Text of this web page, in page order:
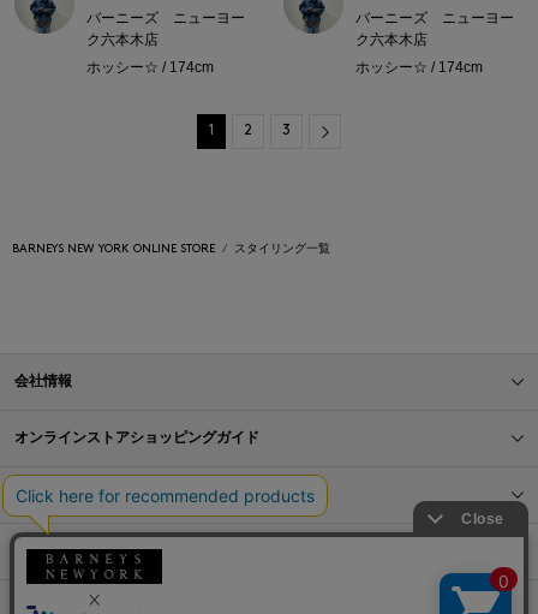
バーニーズ ニューヨー
ク六本木店
ホッシー☆ / 174cm
バーニーズ ニューヨー
ク六本木店
ホッシー☆ / 174cm
1 2 3
BARNEYS NEW YORK ONLINE STORE スタイリング一覧
会社情報
オンラインストアショッピングガイド
店舗情報
サービス